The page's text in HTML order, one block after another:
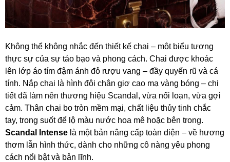
Không thể không nhắc đến thiết kế chai – một biểu tượng
thực sự của sự táo bạo và phong cách. Chai được khoác
lên lớp áo tím đậm ánh đỏ rượu vang – đầy quyến rũ và cá
tính. Nắp chai là hình đôi chân giơ cao mạ vàng bóng – chi
tiết đã làm nên thương hiệu Scandal, vừa nổi loạn, vừa gợi
cảm. Thân chai bo tròn mềm mại, chất liệu thủy tinh chắc
tay, trong suốt để lộ màu nước hoa mê hoặc bên trong.
Scandal Intense là một bản nâng cấp toàn diện – về hương
thơm lẫn hình thức, dành cho những cô nàng yêu phong
cách nổi bật và bản lĩnh.